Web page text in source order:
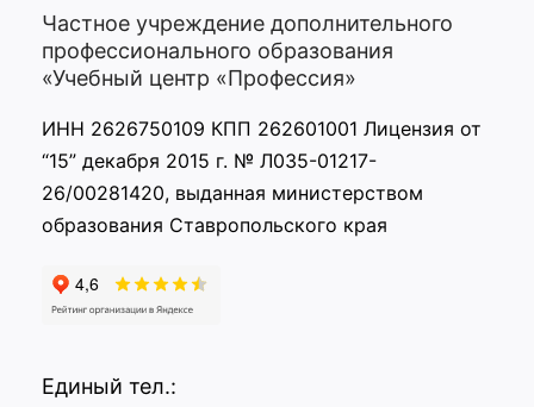
Частное учреждение дополнительного
профессионального образования
«Учебный центр «Профессия»
ИНН 2626750109 КПП 262601001 Лицензия от
“15” декабря 2015 г. № Л035-01217-
26/00281420, выданная министерством
образования Ставропольского края
Единый тел.: